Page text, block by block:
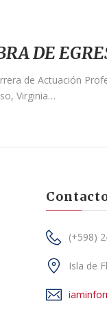
DE
de Actuación
Virginia…
(+598)
Isla de